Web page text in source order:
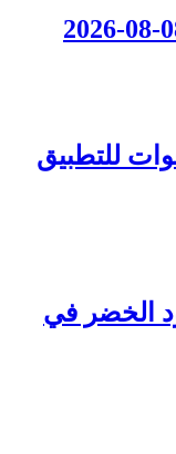
للتطبيق
الخضر في